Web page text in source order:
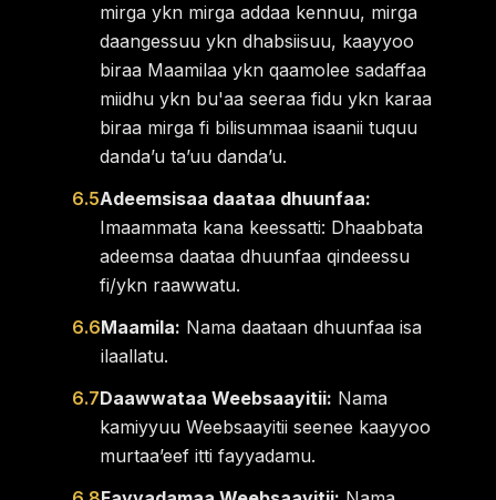
mirga ykn mirga addaa kennuu, mirga
daangessuu ykn dhabsiisuu, kaayyoo
biraa Maamilaa ykn qaamolee sadaffaa
miidhu ykn bu'aa seeraa fidu ykn karaa
biraa mirga fi bilisummaa isaanii tuquu
dandaʼu taʼuu dandaʼu.
6.5Adeemsisaa daataa dhuunfaa:
Imaammata kana keessatti: Dhaabbata
adeemsa daataa dhuunfaa qindeessu
fi/ykn raawwatu.
6.6Maamila: Nama daataan dhuunfaa isa
ilaallatu.
6.7Daawwataa Weebsaayitii: Nama
kamiyyuu Weebsaayitii seenee kaayyoo
murtaaʼeef itti fayyadamu.